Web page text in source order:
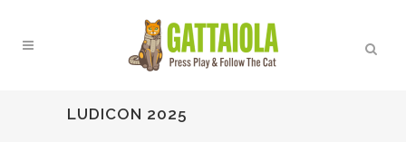
LUDICON 2025